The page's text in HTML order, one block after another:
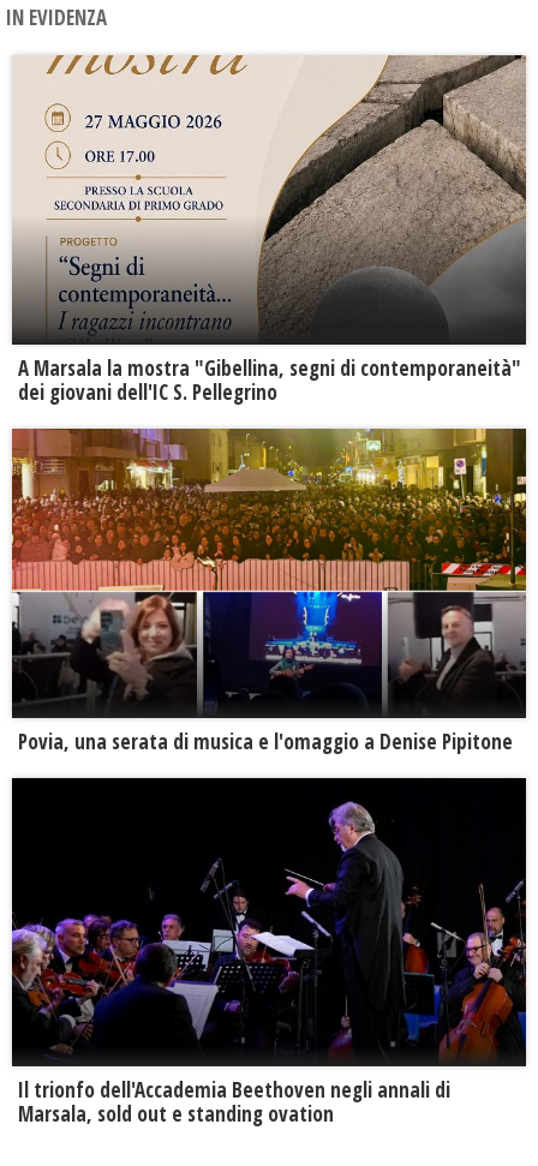
IN EVIDENZA
A Marsala la mostra "Gibellina, segni di contemporaneità"
dei giovani dell'IC S. Pellegrino
Povia, una serata di musica e l'omaggio a Denise Pipitone
Il trionfo dell'Accademia Beethoven negli annali di
Marsala, sold out e standing ovation